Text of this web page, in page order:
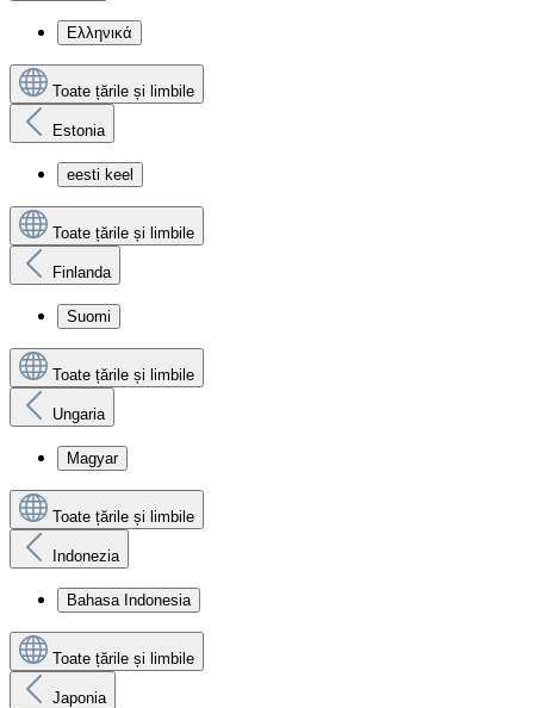
Ελληνικά
Toate țările și limbile
Estonia
eesti keel
Toate țările și limbile
Finlanda
Suomi
Toate țările și limbile
Ungaria
Magyar
Toate țările și limbile
Indonezia
Bahasa Indonesia
Toate țările și limbile
Japonia